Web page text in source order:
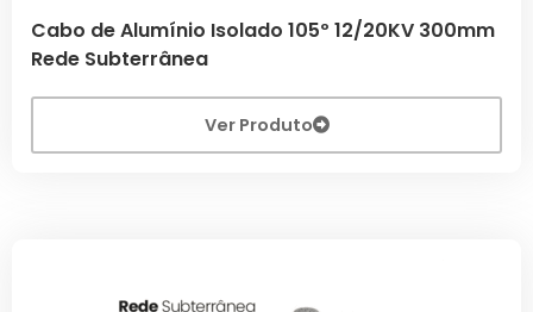
Cabo de Alumínio Isolado 105º 12/20KV 300mm
Rede Subterrânea
Ver Produto